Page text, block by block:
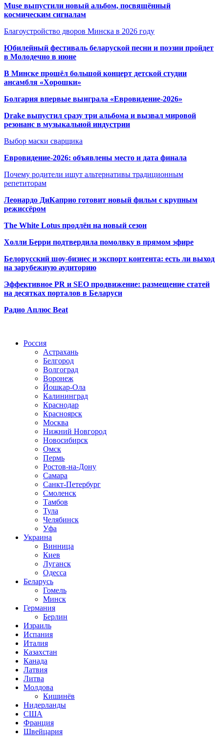
Muse выпустили новый альбом, посвящённый
космическим сигналам
Благоустройство дворов Минска в 2026 году
Юбилейный фестиваль беларуской песни и поэзии пройдет
в Молодечно в июне
В Минске прошёл большой концерт детской студии
ансамбля «Хорошки»
Болгария впервые выиграла «Евровидение-2026»
Drake выпустил сразу три альбома и вызвал мировой
резонанс в музыкальной индустрии
Выбор маски сварщика
Евровидение-2026: объявлены место и дата финала
Почему родители ищут альтернативы традиционным
репетиторам
Леонардо ДиКаприо готовит новый фильм с крупным
режиссёром
The White Lotus продлён на новый сезон
Холли Берри подтвердила помолвку в прямом эфире
Белорусский шоу-бизнес и экспорт контента: есть ли выход
на зарубежную аудиторию
Эффективное PR и SEO продвижение: размещение статей
на десятках порталов в Беларуси
Радио Аплюс Beat
Россия
Астрахань
Белгород
Волгоград
Воронеж
Йошкар-Ола
Калининград
Краснодар
Красноярск
Москва
Нижний Новгород
Новосибирск
Омск
Пермь
Ростов-на-Дону
Самара
Санкт-Петербург
Смоленск
Тамбов
Тула
Челябинск
Уфа
Украина
Винница
Киев
Луганск
Одесса
Беларусь
Гомель
Минск
Германия
Берлин
Израиль
Испания
Италия
Казахстан
Канада
Латвия
Литва
Молдова
Кишинёв
Нидерланды
США
Франция
Швейцария